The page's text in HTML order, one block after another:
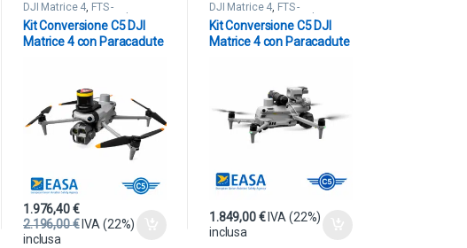
DJI Matrice 4, FTS -
Terminatori & Paracaduti
Kit Conversione C5 DJI
Matrice 4 con Paracadute
1.976,40€
2.196,00€ IVA (22%)
inclusa
DJI Matrice 4, FTS -
Terminatori & Paracaduti
Kit Conversione C5 DJI
Matrice 4 con Paracadute
1.849,00€ IVA (22%)
inclusa